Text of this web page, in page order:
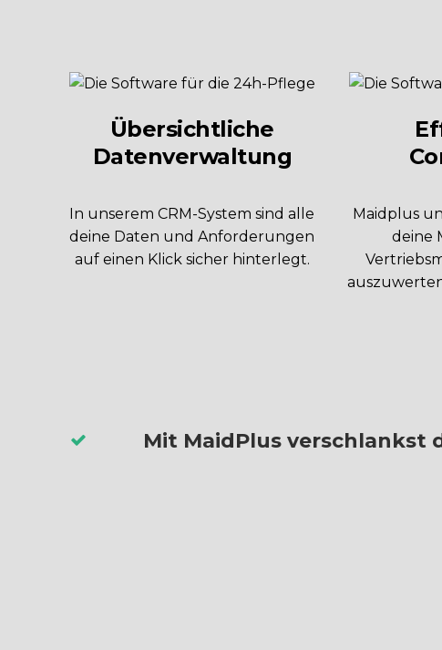
Übersichtliche
Datenverwaltung
In unserem CRM-System sind alle
deine Daten und Anforderungen
auf einen Klick sicher hinterlegt.
Maidplus
deine
Mit MaidPlus verschlankst